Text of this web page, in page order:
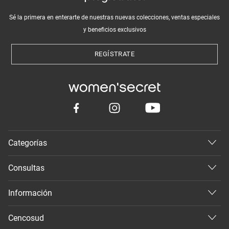
Sé la primera en enterarte de nuestras nuevas colecciones, ventas especiales
y beneficios exclusivos
REGÍSTRATE
Categorías
Consultas
Información
Cencosud